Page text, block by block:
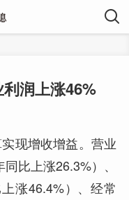
润上涨46%
现增收增益。营业
比上涨26.3%）、
涨46.4%）、经常